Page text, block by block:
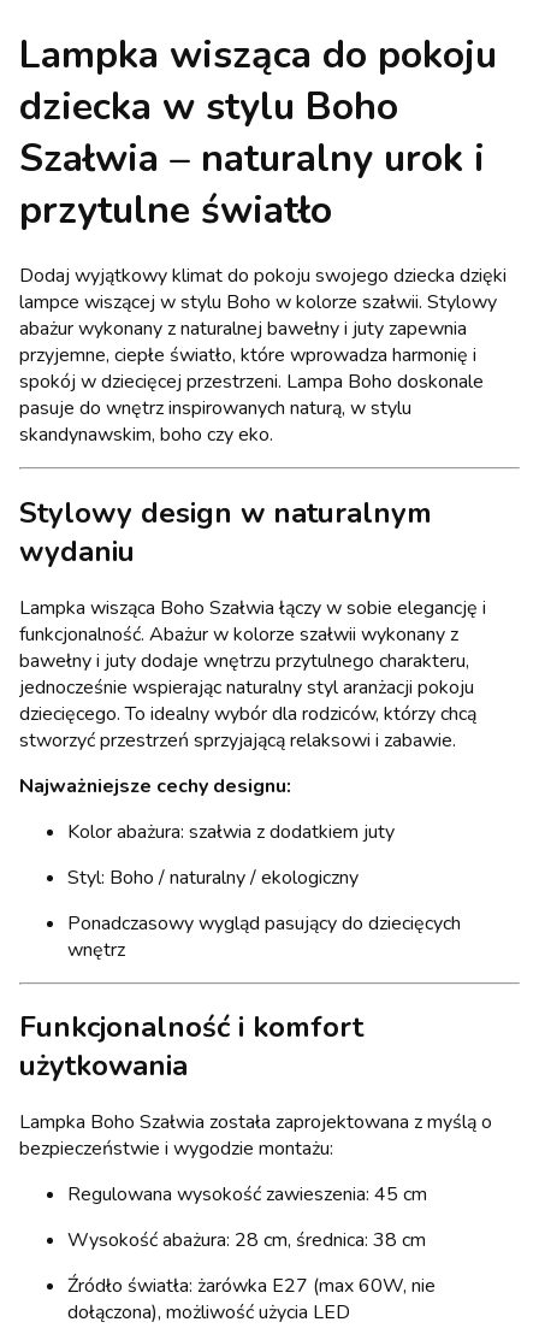
Lampka wisząca do pokoju
dziecka w stylu Boho
Szałwia – naturalny urok i
przytulne światło
Dodaj wyjątkowy klimat do pokoju swojego dziecka dzięki
lampce wiszącej w stylu Boho w kolorze szałwii. Stylowy
abażur wykonany z naturalnej bawełny i juty zapewnia
przyjemne, ciepłe światło, które wprowadza harmonię i
spokój w dziecięcej przestrzeni. Lampa Boho doskonale
pasuje do wnętrz inspirowanych naturą, w stylu
skandynawskim, boho czy eko.
Stylowy design w naturalnym
wydaniu
Lampka wisząca Boho Szałwia łączy w sobie elegancję i
funkcjonalność. Abażur w kolorze szałwii wykonany z
bawełny i juty dodaje wnętrzu przytulnego charakteru,
jednocześnie wspierając naturalny styl aranżacji pokoju
dziecięcego. To idealny wybór dla rodziców, którzy chcą
stworzyć przestrzeń sprzyjającą relaksowi i zabawie.
Najważniejsze cechy designu:
Kolor abażura: szałwia z dodatkiem juty
Styl: Boho / naturalny / ekologiczny
Ponadczasowy wygląd pasujący do dziecięcych
wnętrz
Funkcjonalność i komfort
użytkowania
Lampka Boho Szałwia została zaprojektowana z myślą o
bezpieczeństwie i wygodzie montażu:
Regulowana wysokość zawieszenia: 45 cm
Wysokość abażura: 28 cm, średnica: 38 cm
Źródło światła: żarówka E27 (max 60W, nie
dołączona), możliwość użycia LED